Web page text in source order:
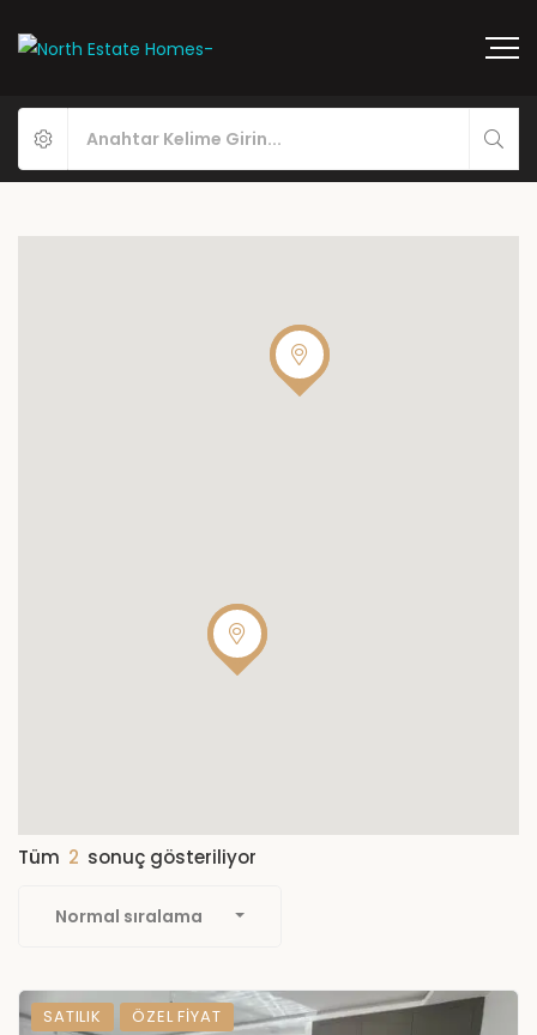
Tüm 2 sonuç gösteriliyor
Normal sıralama
SATILIK ÖZEL FIYAT